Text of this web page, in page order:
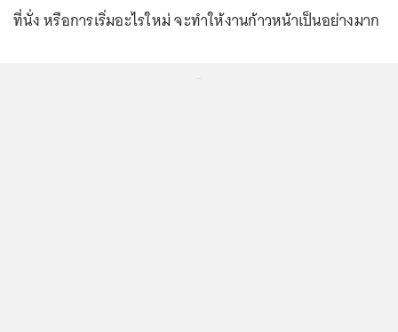
ที่นั่ง หรือการเริ่มอะไรใหม่ จะทำให้งานก้าวหน้าเป็นอย่างมาก